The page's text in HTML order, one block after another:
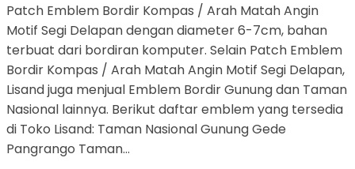
Patch Emblem Bordir Kompas / Arah Matah Angin
Motif Segi Delapan dengan diameter 6-7cm, bahan
terbuat dari bordiran komputer. Selain Patch Emblem
Bordir Kompas / Arah Matah Angin Motif Segi Delapan,
Lisand juga menjual Emblem Bordir Gunung dan Taman
Nasional lainnya. Berikut daftar emblem yang tersedia
di Toko Lisand: Taman Nasional Gunung Gede
Pangrango Taman…